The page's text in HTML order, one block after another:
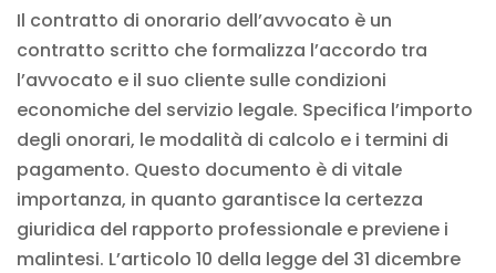
Il contratto di onorario dell’avvocato è un
contratto scritto che formalizza l’accordo tra
l’avvocato e il suo cliente sulle condizioni
economiche del servizio legale. Specifica l’importo
degli onorari, le modalità di calcolo e i termini di
pagamento. Questo documento è di vitale
importanza, in quanto garantisce la certezza
giuridica del rapporto professionale e previene i
malintesi. L’articolo 10 della legge del 31 dicembre